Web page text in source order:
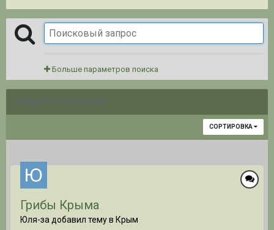
Больше параметров поиска
НАЙДЕНО 3 РЕЗУЛЬТАТА
СОРТИРОВКА
Грибы Крыма
Юля-за добавил тему в Крым